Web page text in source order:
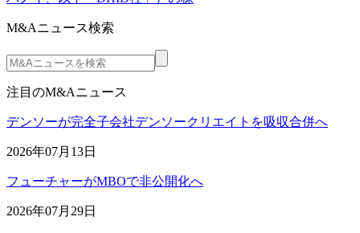
M&Aニュース検索
注目のM&Aニュース
デンソーが完全子会社デンソークリエイトを吸収合併へ
2026年07月13日
フューチャーがMBOで非公開化へ
2026年07月29日